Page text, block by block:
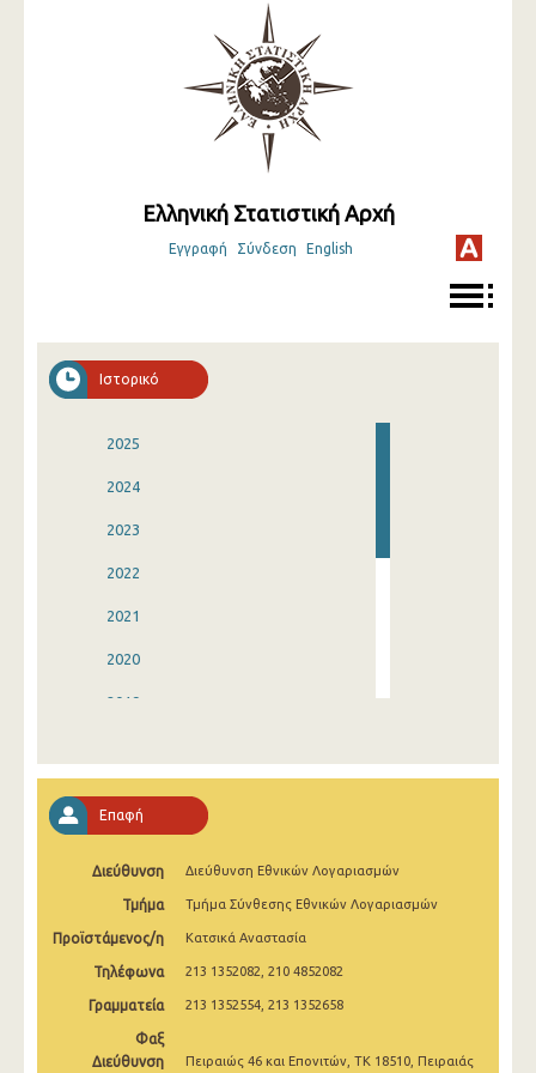
Ελληνική Στατιστική Αρχή
Εγγραφή Σύνδεση English
Ιστορικό
2025
2024
2023
2022
2021
2020
2019
2016
2015
2014
1995
Επαφή
Διεύθυνση Διεύθυνση Εθνικών Λογαριασμών
Τμήμα Τμήμα Σύνθεσης Εθνικών Λογαριασμών
Προϊστάμενος/η Κατσικά Αναστασία
Τηλέφωνα 213 1352082, 210 4852082
Γραμματεία 213 1352554, 213 1352658
Φαξ
Διεύθυνση
Πειραιώς 46 και Επονιτών, ΤΚ 18510, Πειραιάς